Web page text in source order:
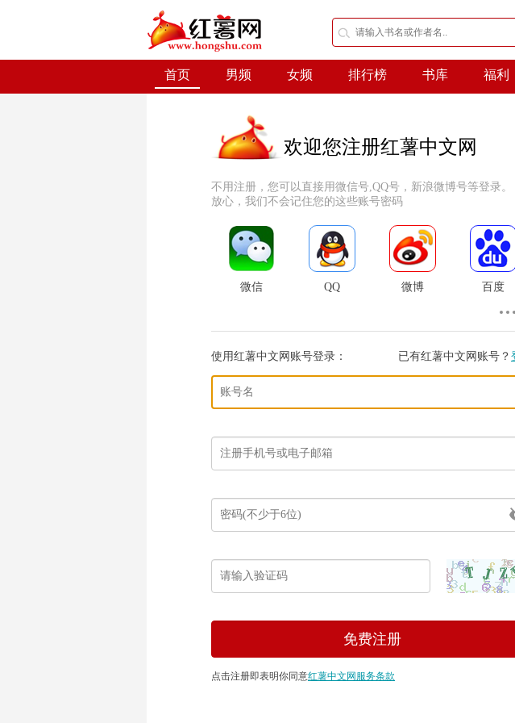
首页 男频 女频 排行榜 书库 福利
欢迎您注册红薯中文网
不用注册，您可以直接用微信号,QQ号，新浪微博号等登录。
放心，我们不会记住您的这些账号密码
微信 QQ 微博 百度
使用红薯中文网账号登录： 已有红薯中文网账号？
点击注册即表明你同意红薯中文网服务条款